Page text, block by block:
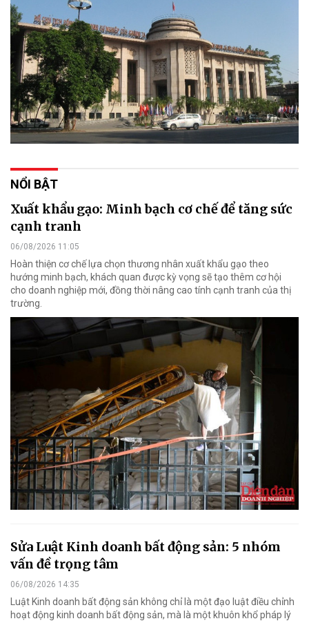
NỔI BẬT
Xuất khẩu gạo: Minh bạch cơ chế để tăng sức
cạnh tranh
06/08/2026 11:05
Hoàn thiện cơ chế lựa chọn thương nhân xuất khẩu gạo theo
hướng minh bạch, khách quan được kỳ vọng sẽ tạo thêm cơ hội
cho doanh nghiệp mới, đồng thời nâng cao tính cạnh tranh của thị
trường.
Sửa Luật Kinh doanh bất động sản: 5 nhóm
vấn đề trọng tâm
06/08/2026 14:35
Luật Kinh doanh bất động sản không chỉ là một đạo luật điều chỉnh
hoạt động kinh doanh bất động sản, mà là một khuôn khổ pháp lý